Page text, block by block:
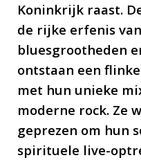
Koninkrijk raast.
de rijke erfenis
bluesgrootheden
ontstaan een
met hun unieke
moderne rock. Ze
geprezen om hun
spirituele live-